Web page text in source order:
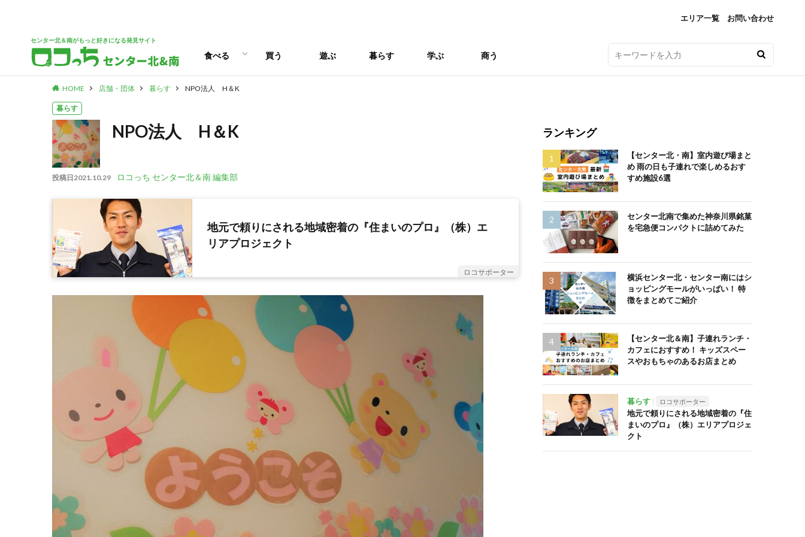
エリア一覧 お問い合わせ
センター北＆南がもっと好きになる発見サイト
食べる
パン
スイーツ
ランチ
カフェ
買う 遊ぶ 暮らす 学ぶ 商う
HOME 店舗・団体 暮らす NPO法人 H＆K
暮らす
NPO法人 H＆K
投稿日2021.10.29 ロコっち センター北＆南 編集部
地元で頼りにされる地域密着の『住まいのプロ』（株）エ
リアプロジェクト
ロコサポーター
ランキング
【センター北・南】室内遊び場まと
め 雨の日も子連れで楽しめるおす
すめ施設6選
センター北南で集めた神奈川県銘菓
を宅急便コンパクトに詰めてみた
横浜センター北・センター南にはシ
ョッピングモールがいっぱい！ 特
徴をまとめてご紹介
【センター北＆南】子連れランチ・
カフェにおすすめ！ キッズスペー
スやおもちゃのあるお店まとめ
暮らす ロコサポーター
地元で頼りにされる地域密着の『住
まいのプロ』（株）エリアプロジェ
クト